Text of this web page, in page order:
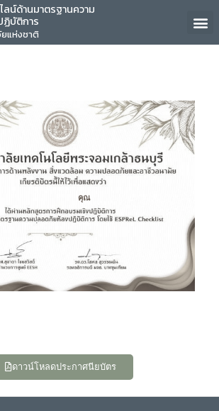
ลน์ด้านมาตรฐานความ
บัติการ
ยแห่งชาติ
คุณ
ดาวน์โหลดประกาศนียบัตร